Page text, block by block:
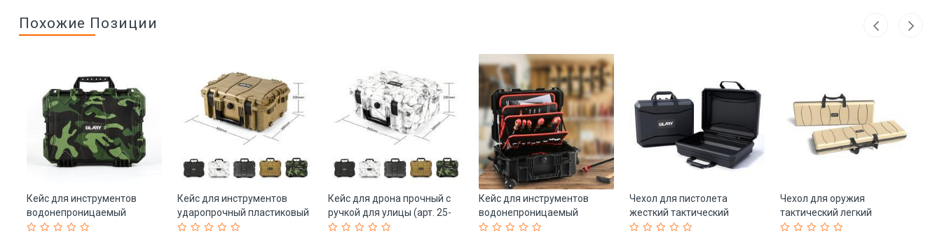
Похожие Позиции
Кейс для инструментов
водонепроницаемый
пластиковый
Кейс для инструментов
ударопрочный пластиковый
с ручкой (арт. 25-19082821)
Кейс для дрона прочный с
ручкой для улицы (арт. 25-
19082812)
Кейс для инструментов
водонепроницаемый
пластиковый жесткий (арт.
Чехол для пистолета
жесткий тактический
защитный для улицы (арт.
Чехол для оружия
тактический легкий
пылезащитный мягкий (арт.